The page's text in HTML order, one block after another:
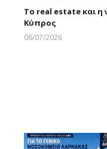
Το real estate και η
Κύπρος
06/07/2026